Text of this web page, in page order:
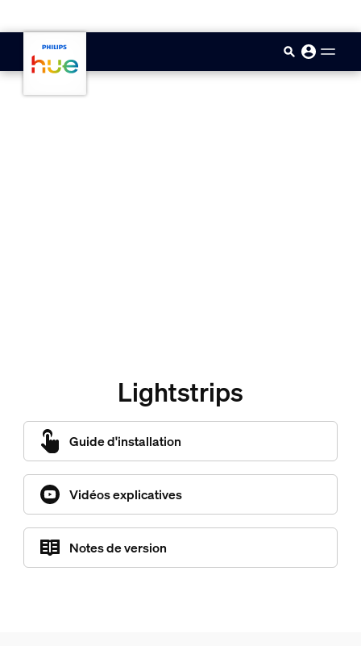
Lightstrips
Guide d'installation
Vidéos explicatives
Notes de version